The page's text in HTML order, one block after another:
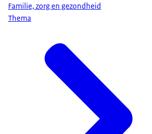
Familie, zorg en gezondheid
Thema